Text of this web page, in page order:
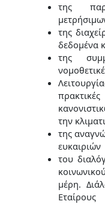
της
της
δεδομένα
της
την
της
ευκαιριών
του
μέρη.
Εταίρους
ενδιαφέροντα
συμπεριφορά
σας καθώς
επισκέπτεστε
τον ιστότοπό
μας, αυξάνετε
την πιθανότητα
εξατομικευμένο
περιεχόμενο
προσφορές.